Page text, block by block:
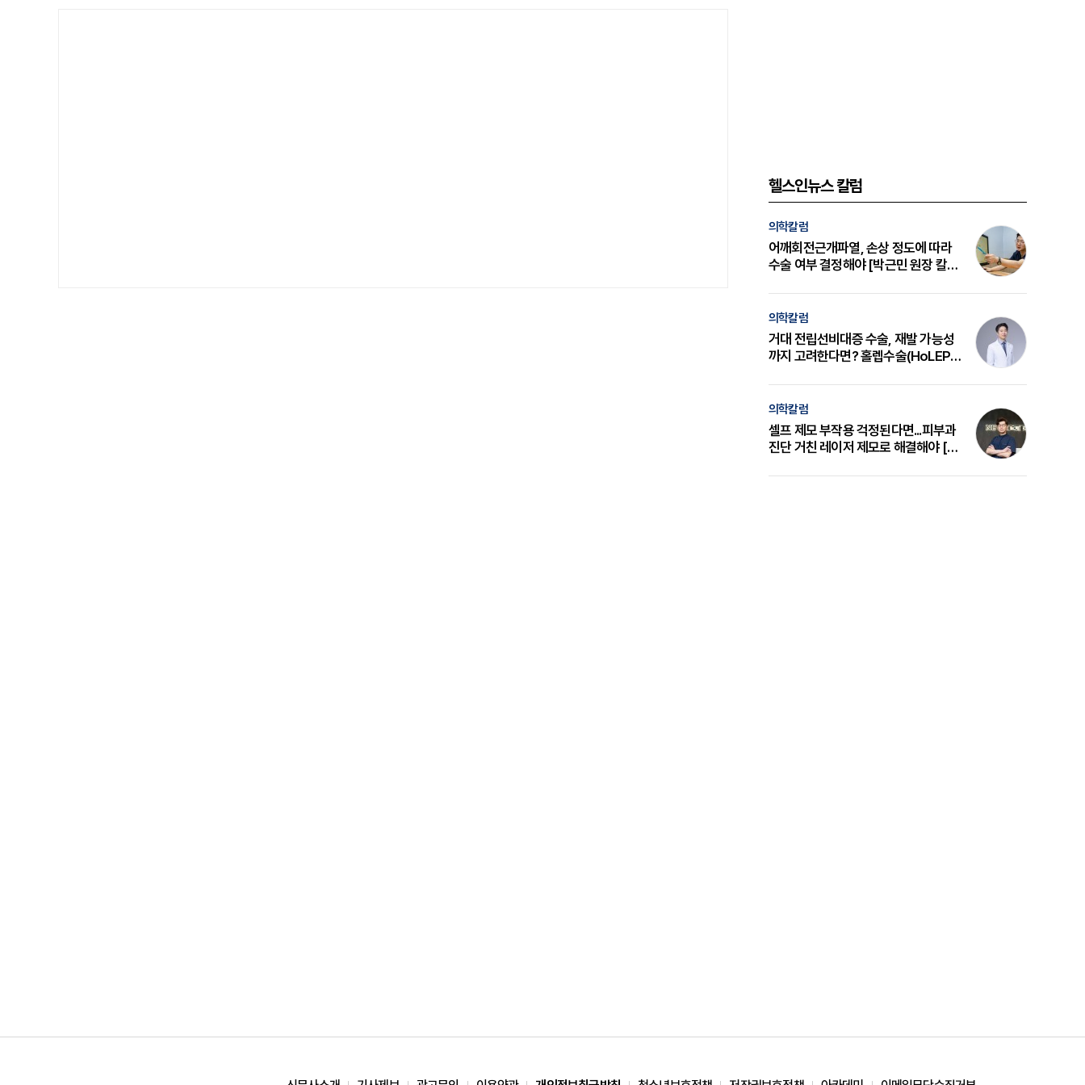
헬스인뉴스 칼럼
의학칼럼
어깨회전근개파열, 손상 정도에 따라
수술 여부 결정해야 [박근민 원장 칼
의학칼럼
거대 전립선비대증 수술, 재발 가능성
까지 고려한다면? 홀렙수술(HoLEP)
의학칼럼
셀프 제모 부작용 걱정된다면...피부과
진단 거친 레이저 제모로 해결해야 [변